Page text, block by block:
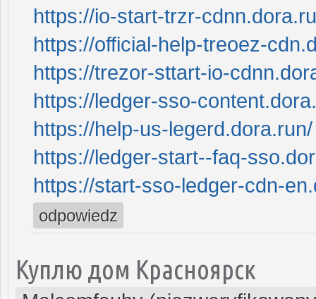
https://io-start-trzr-
https://official-help-treoez-
https://trezor-sttart-io-
https://ledger-sso-
https://help-us-legerd.dora.run/
https://ledger-start--faq-
https://start-sso-ledger-cdn-
odpowiedz
Куплю дом Красноярск